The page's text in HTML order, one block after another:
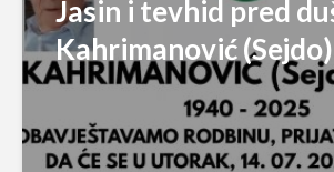
Jasin i tevhid pred
Kahrimanović